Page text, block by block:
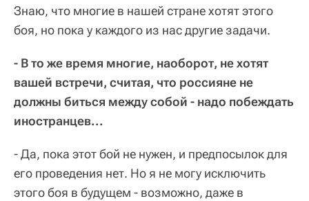
Знаю, что многие в нашей стране хотят этого
боя, но пока у каждого из нас другие задачи.
- В то же время многие, наоборот, не хотят
вашей встречи, считая, что россияне не
должны биться между собой - надо побеждать
иностранцев...
- Да, пока этот бой не нужен, и предпосылок для
его проведения нет. Но я не могу исключить
этого боя в будущем - возможно, даже в